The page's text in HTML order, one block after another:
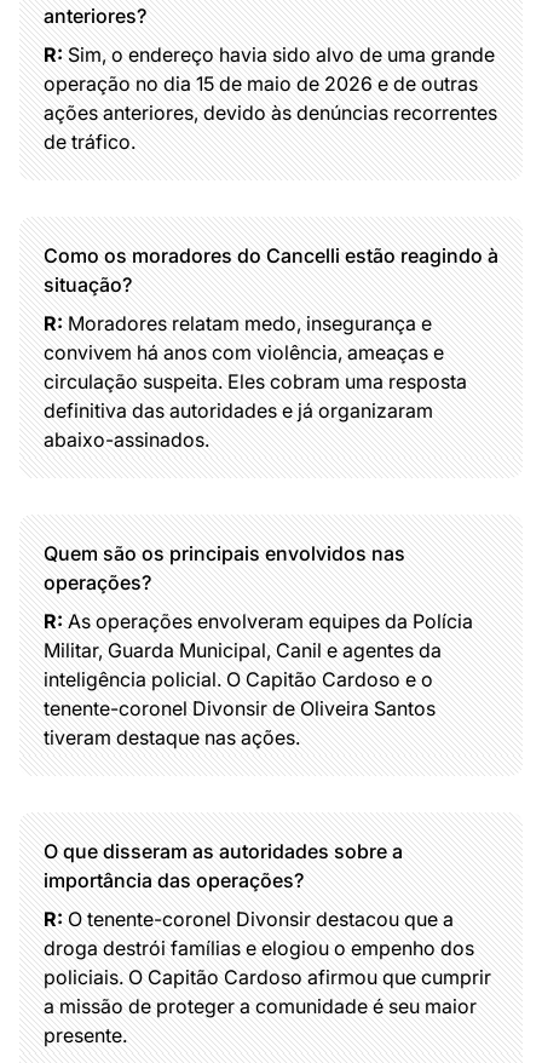
anteriores?
R:Sim, o endereço havia sido alvo de uma grande
operação no dia 15 de maio de 2026 e de outras
ações anteriores, devido às denúncias recorrentes
de tráfico.
Como os moradores do Cancelli estão reagindo à
situação?
R:Moradores relatam medo, insegurança e
convivem há anos com violência, ameaças e
circulação suspeita. Eles cobram uma resposta
definitiva das autoridades e já organizaram
abaixo-assinados.
Quem são os principais envolvidos nas
operações?
R:As operações envolveram equipes da Polícia
Militar, Guarda Municipal, Canil e agentes da
inteligência policial. O Capitão Cardoso e o
tenente-coronel Divonsir de Oliveira Santos
tiveram destaque nas ações.
O que disseram as autoridades sobre a
importância das operações?
R:O tenente-coronel Divonsir destacou que a
droga destrói famílias e elogiou o empenho dos
policiais. O Capitão Cardoso afirmou que cumprir
a missão de proteger a comunidade é seu maior
presente.